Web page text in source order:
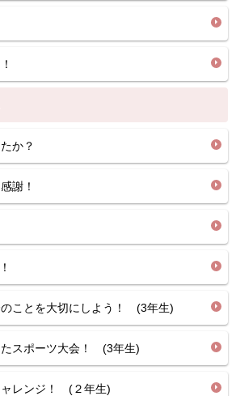
か？
謝！
ことを大切にしよう！ (3年生)
スポーツ大会！ (3年生)
ャレンジ！ (２年生)